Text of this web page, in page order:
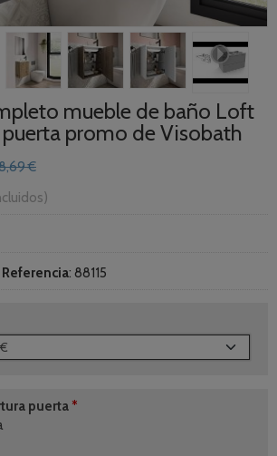
mueble de baño Loft
puerta promo de Visobath
€
Referencia: 88115
puerta *